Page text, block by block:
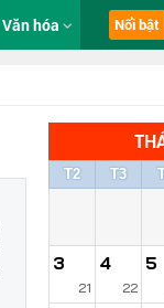
Văn hóa Nổi bật
T2 T3
3
21
4
22
5